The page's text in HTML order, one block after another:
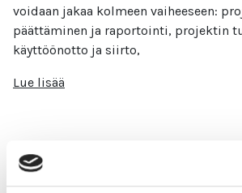
voidaan jakaa kolmeen vaiheeseen:
päättäminen ja raportointi, projektin
käyttöönotto ja siirto,
Lue lisää
Kehittämishankkeen